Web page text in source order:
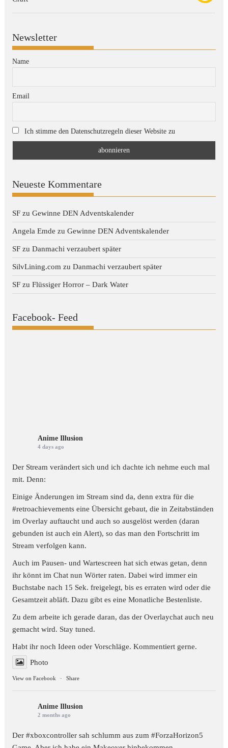
Newsletter
Name
Email
Ich stimme den Datenschutzregeln dieser Website zu
Neueste Kommentare
SF zuGewinne DEN Adventskalender
Angela Emde zuGewinne DEN Adventskalender
SF zuDanmachi verzaubert später
SilvLining.com zuDanmachi verzaubert später
SF zuFlüssiger Horror – Dark Water
Facebook- Feed
Anime Illusion
4 days ago
Der Stream verändert sich und ich dachte ich nehme euch mal
mit. Denn:
Einige Änderungen im Stream sind da, denn extra für die
#retroachievements eine Übersicht gebaut, die in Zeitabständen
im Overlay auftaucht und auch so ausgelöst werden (daran
gebunden ist auch ein Alert), so das man den Fortschritt im
Stream verfolgen kann.
Auch im Pausen- und Wartescreen hat sich etwas getan, denn
ihr könnt im Chat nun Wörter raten. Dabei wird immer ein
Buchstabe nach 15 Sek. freigelegt, bis es erraten wird oder die
Gesamtzeit abläft. Dazu gibt es eine Monatliche Bestenliste.
Zu dem arbeite ich gerade daran, das der Overlaychat auch neu
gemacht wird. Stay tuned.
Habt ihr noch Ideen oder Vorschläge. Kommentiert gerne.
Photo
View on Facebook · Share
Anime Illusion
2 months ago
Der #xboxcontroller sah schlumm aus zum#ForzaHorizon5